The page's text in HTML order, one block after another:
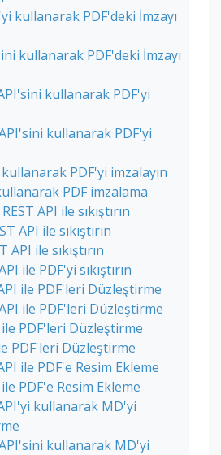
kullanarak PDF'deki İmzayı
kullanarak PDF'deki İmzayı
kullanarak PDF'yi
kullanarak PDF'yi
kullanarak PDF'yi imzalayın
PDF imzalama
API ile sıkıştırın
API ile sıkıştırın
API ile sıkıştırın
ile PDF'yi sıkıştırın
ile PDF'leri Düzleştirme
ile PDF'leri Düzleştirme
ile PDF'leri Düzleştirme
PDF'leri Düzleştirme
ile PDF'e Resim Ekleme
ile PDF'e Resim Ekleme
kullanarak MD'yi
kullanarak MD'yi